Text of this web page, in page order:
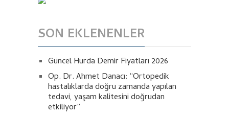
SON EKLENENLER
Güncel Hurda Demir Fiyatları 2026
Op. Dr. Ahmet Danacı: “Ortopedik
hastalıklarda doğru zamanda yapılan
tedavi, yaşam kalitesini doğrudan
etkiliyor”